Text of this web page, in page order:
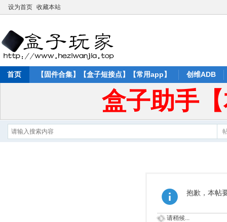
设为首页 收藏本站
首页 【固件合集】【盒子短接点】【常用app】 创维ADB
盒子助手
抱歉，本帖
请稍候...